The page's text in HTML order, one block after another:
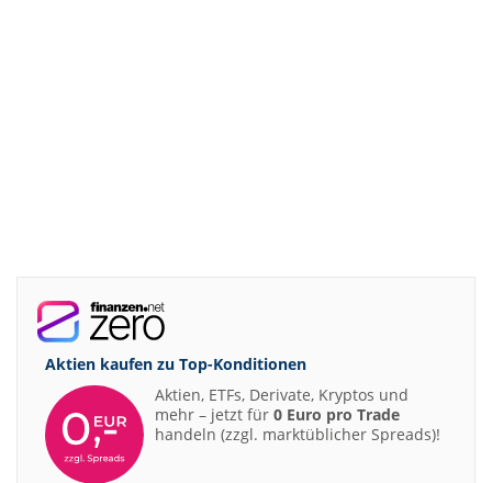
Aktien kaufen zu Top-Konditionen
Aktien, ETFs, Derivate, Kryptos und
mehr – jetzt für 0 Euro pro Trade
handeln (zzgl. marktüblicher Spreads)!